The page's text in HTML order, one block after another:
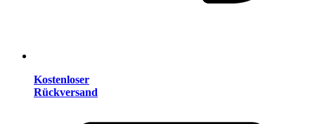
Kostenloser
Rückversand